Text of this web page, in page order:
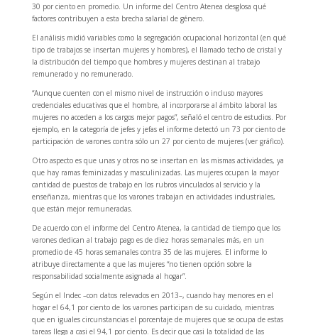
30 por ciento en promedio. Un informe del Centro Atenea desglosa qué
factores contribuyen a esta brecha salarial de género.
El análisis midió variables como la segregación ocupacional horizontal (en qué
tipo de trabajos se insertan mujeres y hombres), el llamado techo de cristal y
la distribución del tiempo que hombres y mujeres destinan al trabajo
remunerado y no remunerado.
“Aunque cuenten con el mismo nivel de instrucción o incluso mayores
credenciales educativas que el hombre, al incorporarse al ámbito laboral las
mujeres no acceden a los cargos mejor pagos”, señaló el centro de estudios. Por
ejemplo, en la categoría de jefes y jefas el informe detectó un 73 por ciento de
participación de varones contra sólo un 27 por ciento de mujeres (ver gráfico).
Otro aspecto es que unas y otros no se insertan en las mismas actividades, ya
que hay ramas feminizadas y masculinizadas. Las mujeres ocupan la mayor
cantidad de puestos de trabajo en los rubros vinculados al servicio y la
enseñanza, mientras que los varones trabajan en actividades industriales,
que están mejor remuneradas.
De acuerdo con el informe del Centro Atenea, la cantidad de tiempo que los
varones dedican al trabajo pago es de diez horas semanales más, en un
promedio de 45 horas semanales contra 35 de las mujeres. El informe lo
atribuye directamente a que las mujeres “no tienen opción sobre la
responsabilidad socialmente asignada al hogar”.
Según el Indec –con datos relevados en 2013–, cuando hay menores en el
hogar el 64,1 por ciento de los varones participan de su cuidado, mientras
que en iguales circunstancias el porcentaje de mujeres que se ocupa de estas
tareas llega a casi el 94,1 por ciento. Es decir que casi la totalidad de las